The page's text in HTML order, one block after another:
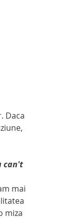
can't
mai
miza